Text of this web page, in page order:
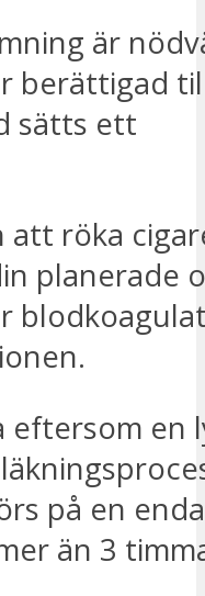
är
berättigad
sätts ett
att röka
planerade
eftersom en
på en
än 3